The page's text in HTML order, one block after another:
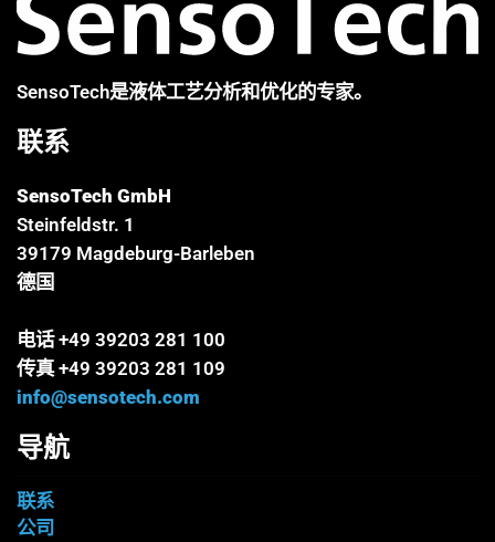
SensoTech是液体工艺分析和优化的专家。
联系
SensoTech GmbH
Steinfeldstr. 1
39179 Magdeburg-Barleben
德国
电话 +49 39203 281 100
传真 +49 39203 281 109
info@sensotech.com
导航
联系
公司